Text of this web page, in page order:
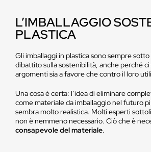
L’IMBALLAGGIO
PLASTICA
Gli imballaggi in plastica sono sempre
dibattito sulla sostenibilità, anche perché
argomenti sia a favore che contro il loro
Una cosa è certa: l’idea di eliminare
come materiale da imballaggio nel futuro
sembra molto realistica. Molti esperti
non è nemmeno necessario. Ciò che è
consapevole del materiale.